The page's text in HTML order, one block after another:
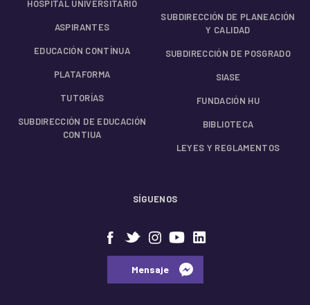
HOSPITAL UNIVERSITARIO
ASPIRANTES
EDUCACIÓN CONTÍNUA
PLATAFORMA
TUTORÍAS
SUBDIRECCIÓN DE EDUCACIÓN
CONTIUA
SUBDIRECCIÓN DE PLANEACIÓN
Y CALIDAD
SUBDIRECCIÓN DE POSGRADO
SIASE
FUNDACIÓN HU
BIBLIOTECA
LEYES Y REGLAMENTOS
SÍGUENOS
⠀⠀Mensaje⠀